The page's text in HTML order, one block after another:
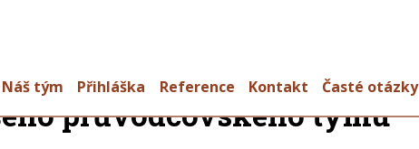
Náš tým Přihláška Reference Kontakt Časté otázky
průvodcovského týmu